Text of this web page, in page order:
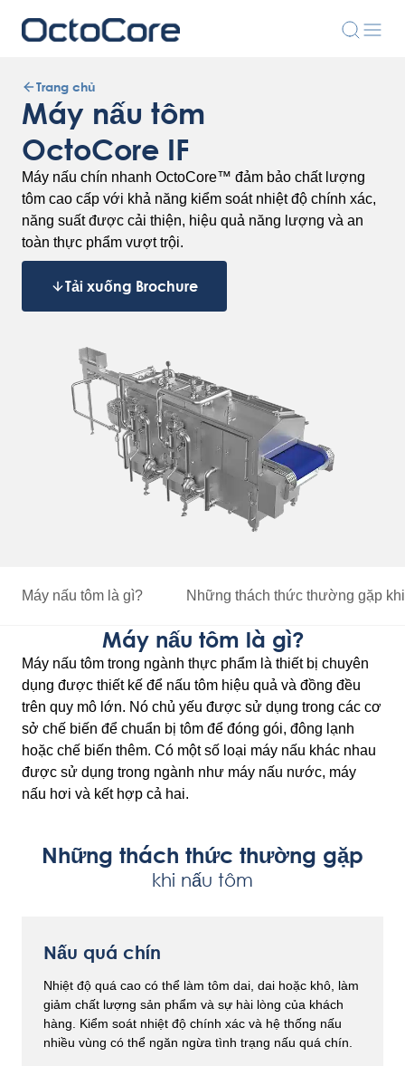
Trang chủ
Máy nấu tôm
OctoCore IF
Máy nấu chín nhanh OctoCore™ đảm bảo chất lượng
tôm cao cấp với khả năng kiểm soát nhiệt độ chính xác,
năng suất được cải thiện, hiệu quả năng lượng và an
toàn thực phẩm vượt trội.
Tải xuống Brochure
Máy nấu tôm là gì? Những thách thức thường gặp
Máy nấu tôm là gì?
Máy nấu tôm trong ngành thực phẩm là thiết bị chuyên
dụng được thiết kế để nấu tôm hiệu quả và đồng đều
trên quy mô lớn. Nó chủ yếu được sử dụng trong các cơ
sở chế biến để chuẩn bị tôm để đóng gói, đông lạnh
hoặc chế biến thêm. Có một số loại máy nấu khác nhau
được sử dụng trong ngành như máy nấu nước, máy
nấu hơi và kết hợp cả hai.
Những thách thức thường gặp
khi nấu tôm
Nấu quá chín
Nhiệt độ quá cao có thể làm tôm dai, dai hoặc khô, làm
giảm chất lượng sản phẩm và sự hài lòng của khách
hàng. Kiểm soát nhiệt độ chính xác và hệ thống nấu
nhiều vùng có thể ngăn ngừa tình trạng nấu quá chín.